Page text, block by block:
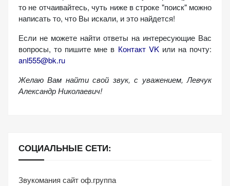
то не отчаивайтесь, чуть ниже в строке "поиск" можно
написать то, что Вы искали, и это найдется!
Если не можете найти ответы на интересующие Вас
вопросы, то пишите мне в Контакт VKили на почту:
anl555@bk.ru
Желаю Вам найти свой звук, с уважением, Левчук
Александр Николаевич!
СОЦИАЛЬНЫЕ СЕТИ:
Звукомания сайт оф.группа